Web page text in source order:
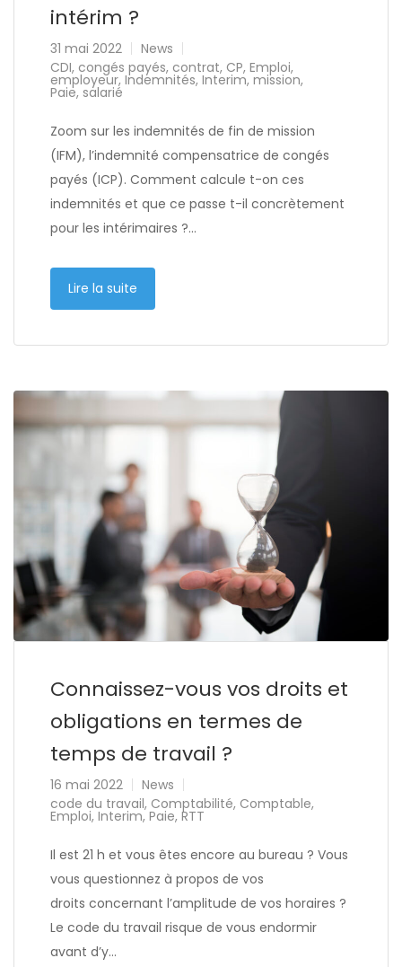
intérim ?
31 mai 2022
News
CDI, congés payés, contrat, CP, Emploi,
employeur, Indemnités, Interim, mission,
Paie, salarié
Zoom sur les indemnités de fin de mission
(IFM), l’indemnité compensatrice de congés
payés (ICP). Comment calcule t-on ces
indemnités et que ce passe t-il concrètement
pour les intérimaires ?…
Lire la suite
Connaissez-vous vos droits et
obligations en termes de
temps de travail ?
16 mai 2022
News
code du travail, Comptabilité, Comptable,
Emploi, Interim, Paie, RTT
Il est 21 h et vous êtes encore au bureau ? Vous
vous questionnez à propos de vos
droits concernant l’amplitude de vos horaires ?
Le code du travail risque de vous endormir
avant d’y…